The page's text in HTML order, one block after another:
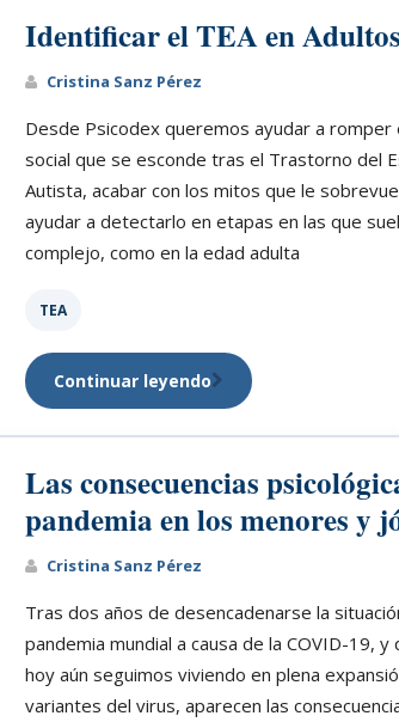
Identificar el TEA en Adultos
Cristina Sanz Pérez
Desde Psicodex queremos ayudar a romper
social que se esconde tras el Trastorno del
Autista, acabar con los mitos que le
ayudar a detectarlo en etapas en las que
complejo, como en la edad adulta
TEA
Continuar leyendo
Las consecuencias
pandemia en los menores y
Cristina Sanz Pérez
Tras dos años de desencadenarse la
pandemia mundial a causa de la COVID-19, y
hoy aún seguimos viviendo en plena
variantes del virus, aparecen las